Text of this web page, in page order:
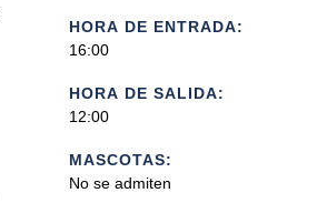
HORA DE ENTRADA:
16:00
HORA DE SALIDA:
12:00
MASCOTAS:
No se admiten